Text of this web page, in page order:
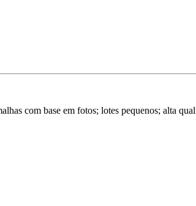
com base em fotos; lotes pequenos; alta